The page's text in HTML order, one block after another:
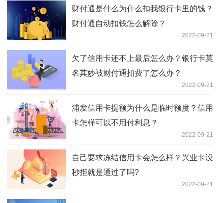
财付通是什么为什么扣我银行卡里的钱？
财付通自动扣钱怎么解除？
2022-09-21
欠了信用卡还不上最后怎么办？银行卡莫
名其妙被财付通扣费了怎么办？
2022-09-21
浦发信用卡提额为什么是临时额度？信用
卡怎样可以不用付利息？
2022-09-21
自己要求冻结信用卡会怎么样？兴业卡没
秒拒就是通过了吗?
2022-09-21